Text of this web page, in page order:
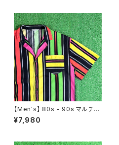
【Men's】 80s - 90s マルチカ
ラー ストライプ 開襟 シャツ / 8
0年代 90年代 半袖 メンズ カラ
¥7,980